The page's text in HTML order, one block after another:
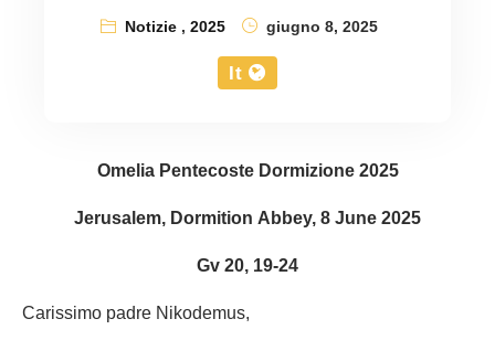
Notizie,2025 giugno 8, 2025
It
Omelia Pentecoste Dormizione 2025
Jerusalem, Dormition Abbey, 8 June 2025
Gv 20, 19-24
Carissimo padre Nikodemus,